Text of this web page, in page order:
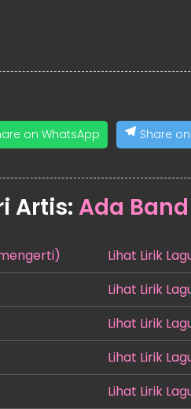
on WhatsApp Share
Artis: Ada Band
Lihat Lirik
Lihat Lirik
Lihat Lirik
Lihat Lirik
Lihat Lirik